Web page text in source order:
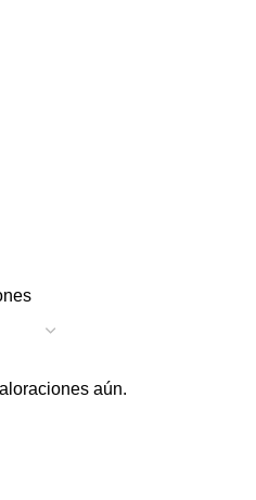
aún.